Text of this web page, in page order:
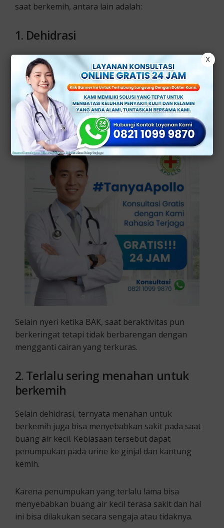
saat berkemih, antara lain adalah:
1. Dehidrasi
Dehidrasi atau kurangnya asupan air minum bisa
menyebabkan sakit pada saat berkemih. Tanda-
tanda yang bisa terlihat kalau seseorang kurang
minum selain nyeri ketika BAK, warna urine pun
kecoklatan.
Selain nyeri ketika BAK, saat beraktivitas pun
berkeringat tetapi tidak berbarengan dengan
mengganti cairan yang terkuras.
2. Terlalu sering menahan untuk
berkemih
Selain dehidrasi, ternyata menahan untuk
berkemih juga bisa menyebabkan sakit pada saat
buang air kecil. Kebiasaan tersebut dapat
penumpukan pada urine ke ginjal dan kantung
kemih.
Karena penumpukan yang terlalu lama bisa
menyebabkan buang air kecil terasa sakit dan hal
ini bisa dilakukan secara sengaja atau tidaknya.
X